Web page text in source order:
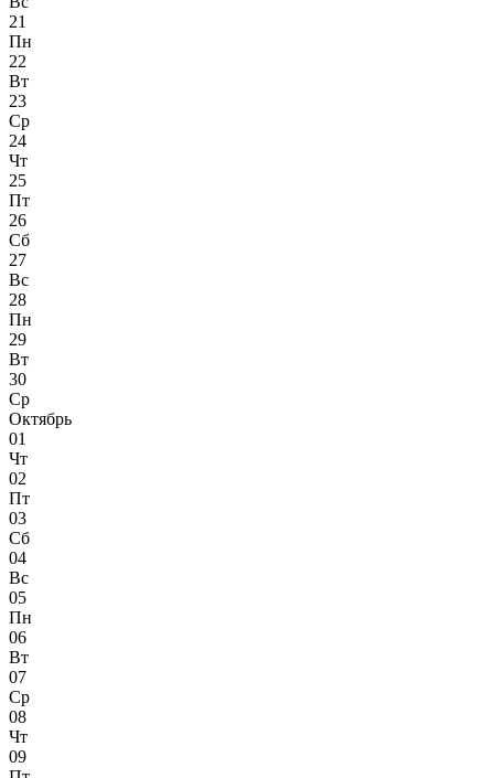
21
Пн
22
Вт
23
Ср
24
Чт
25
Пт
26
Сб
27
Вс
28
Пн
29
Вт
30
Ср
Октябрь
01
Чт
02
Пт
03
Сб
04
Вс
05
Пн
06
Вт
07
Ср
08
Чт
09